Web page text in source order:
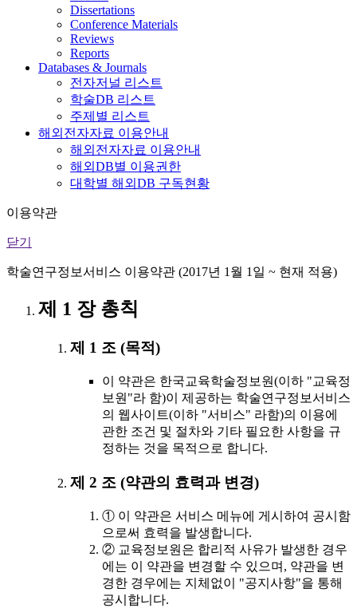
Dissertations
Conference Materials
Reviews
Reports
Databases & Journals
전자저널 리스트
학술DB 리스트
주제별 리스트
해외전자자료 이용안내
해외전자자료 이용안내
해외DB별 이용권한
대학별 해외DB 구독현황
이용약관
닫기
학술연구정보서비스 이용약관 (2017년 1월 1일 ~ 현재 적용)
제 1 장 총칙
제 1 조 (목적)
이 약관은 한국교육학술정보원(이하 "교육정
보원"라 함)이 제공하는 학술연구정보서비스
의 웹사이트(이하 "서비스" 라함)의 이용에
관한 조건 및 절차와 기타 필요한 사항을 규
정하는 것을 목적으로 합니다.
제 2 조 (약관의 효력과 변경)
① 이 약관은 서비스 메뉴에 게시하여 공시함
으로써 효력을 발생합니다.
② 교육정보원은 합리적 사유가 발생한 경우
에는 이 약관을 변경할 수 있으며, 약관을 변
경한 경우에는 지체없이 "공지사항"을 통해
공시합니다.